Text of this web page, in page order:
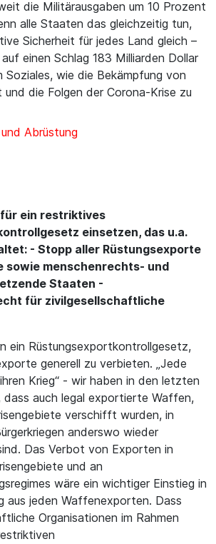
die Militärausgaben um 10 Prozent
alle Staaten das gleichzeitig tun,
Sicherheit für jedes Land gleich –
einen Schlag 183 Milliarden Dollar
Soziales, wie die Bekämpfung von
und die Folgen der Corona-Krise zu
Abrüstung
ein restriktives
einsetzen, das u.a.
- Stopp aller Rüstungsexporte
sowie menschenrechts- und
Staaten -
für zivilgesellschaftliche
ein Rüstungsexportkontrollgesetz,
generell zu verbieten. „Jede
Krieg“ - wir haben in den letzten
dass auch legal exportierte Waffen,
verschifft wurden, in
anderswo wieder
Das Verbot von Exporten in
und an
wäre ein wichtiger Einstieg in
aus jeden Waffenexporten. Dass
Organisationen im Rahmen